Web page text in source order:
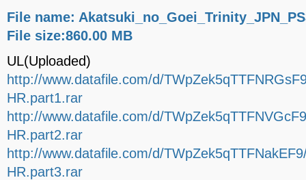
File name:
File size:860.00 MB
UL(Uploaded)
http://www.datafile.com/d/
HR.part1.rar
http://www.datafile.com/d/
HR.part2.rar
http://www.datafile.com/d/
HR.part3.rar